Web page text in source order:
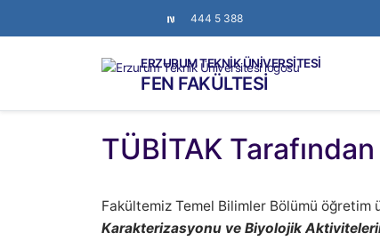
444 5 388
ERZURUM TEKNİK ÜNİVERSİTESİ
FEN FAKÜLTESİ
TÜBİTAK
Fakültemiz Temel Bilimler Bölümü öğretim
Karakterizasyonu ve Biyolojik